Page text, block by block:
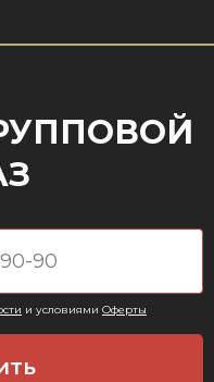
и условиями Оферты